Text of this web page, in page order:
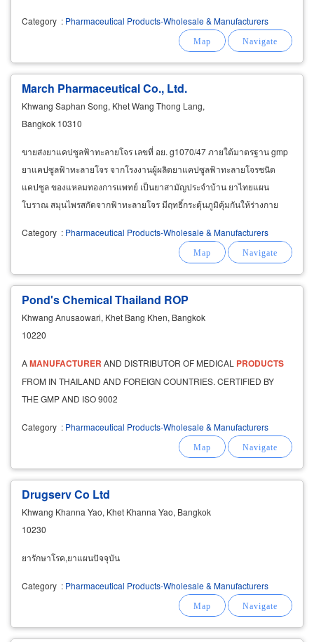
Category : Pharmaceutical Products-Wholesale & Manufacturers
March Pharmaceutical Co., Ltd.
Khwang Saphan Song, Khet Wang Thong Lang,
Bangkok 10310
ขายส่งยาแคปซูลฟ้าทะลายโจร เลขที่ อย. g1070/47 ภายใต้มาตรฐาน gmp
ยาแคปซูลฟ้าทะลายโจร จากโรงงานผู้ผลิตยาแคปซูลฟ้าทะลายโจรชนิด
แคปซูล ของแหลมทองการแพทย์ เป็นยาสามัญประจำบ้าน ยาไทยแผน
โบราณ สมุนไพรสกัดจากฟ้าทะลายโจร มีฤทธิ์กระตุ้นภูมิคุ้มกันให้ร่างกาย
Category : Pharmaceutical Products-Wholesale & Manufacturers
Pond's Chemical Thailand ROP
Khwang Anusaowari, Khet Bang Khen, Bangkok
10220
AMANUFACTURER AND DISTRIBUTOR OF MEDICAL PRODUCTS
FROM IN THAILAND AND FOREIGN COUNTRIES. CERTIFIED BY
THE GMP AND ISO 9002
Category : Pharmaceutical Products-Wholesale & Manufacturers
Drugserv Co Ltd
Khwang Khanna Yao, Khet Khanna Yao, Bangkok
10230
ยารักษาโรค,ยาแผนปัจจุบัน
Category : Pharmaceutical Products-Wholesale & Manufacturers